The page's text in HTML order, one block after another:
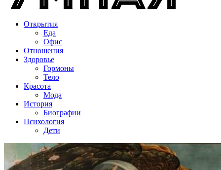
Открытия
Еда
Офис
Отношения
Здоровье
Гормоны
Тело
Красота
Мода
История
Биографии
Психология
Дети